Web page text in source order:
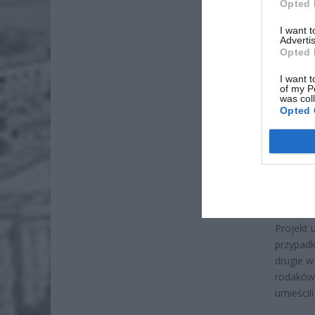
Opted
I want
Opted
I want
of my
was
Opted
Projekt
drugie